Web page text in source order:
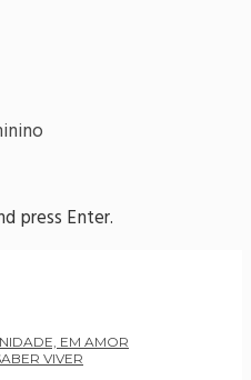
press Enter.
EM AMOR
VIVER